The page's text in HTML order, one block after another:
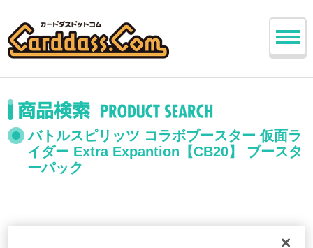
バトルスピリッツ コラボブースター 仮面ラ
イダー Extra Expantion【CB20】 ブースタ
ーパック